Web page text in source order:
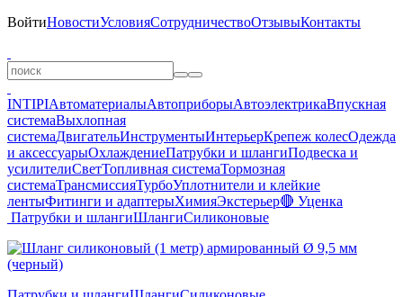
ВойтиНовостиУсловияСотрудничествоОтзывыКонтакты
INTIPIАвтоматериалыАвтоприборыАвтоэлектрикаВпускная
системаВыхлопная
системаДвигательИнструментыИнтерьерКрепеж колесОдежда
и аксессуарыОхлаждениеПатрубки и шлангиПодвеска и
усилителиСветТопливная системаТормозная
системаТрансмиссияТурбоУплотнители и клейкие
лентыФитинги и адаптерыХимияЭкстерьер🔴 Уценка
Патрубки и шлангиШлангиСиликоновые